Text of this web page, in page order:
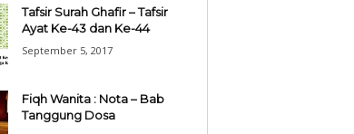
Tafsir Surah Ghafir – Tafsir
Ayat Ke-43 dan Ke-44
September 5, 2017
Fiqh Wanita : Nota – Bab
Tanggung Dosa